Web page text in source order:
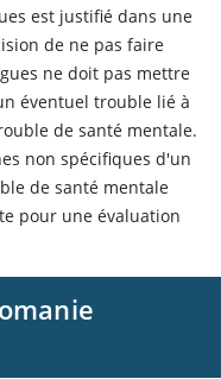
est justifié dans une
de ne pas faire
ne doit pas mettre
éventuel trouble lié à
de santé mentale.
non spécifiques d'un
de santé mentale
pour une évaluation